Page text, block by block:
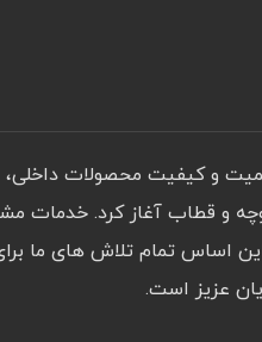
و کیفیت محصولات داخلی،
و قطاب آغاز کرد. خدمات
اساس تمام تلاش های ما
عزیز است.